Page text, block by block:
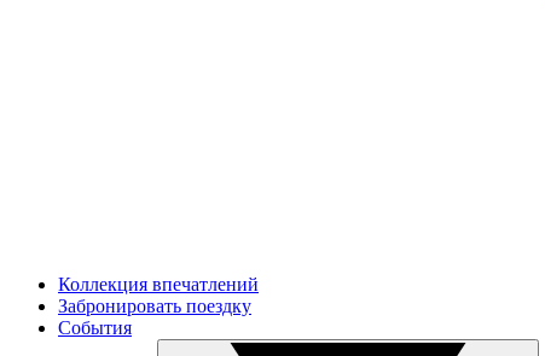
Коллекция впечатлений
Забронировать поездку
События